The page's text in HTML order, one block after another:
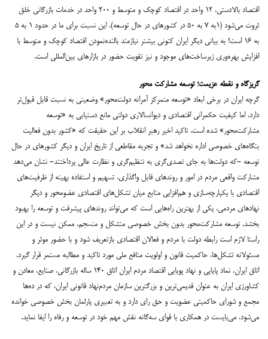
اقتصاد بالادستی، ۱۲ واحد در اقتصاد کوچک و متوسط و ۲۰۰ واحد در خدمات بازرگانی خلق
ثروت می‌شود (۱به ۷ به ۵۰ در کشورهای در حال توسعه)، این نسبت برای ما در حدود ۱ به ۵
به ۱۶ است! به بیانی دیگر ایران کنونی بیشتر نیازمند بالنده‌نمودن اقتصاد کوچک و متوسط با
افزایش بهره‌وری زیرساخت‌های موجود و نیز تقویت حضور در بازارهای بین‌المللی است.
گریزگاه و نقطه عزیمت؛ توسعه مشارکت محور
گرچه ایران در برخی ابعاد «توسعه متمرکز آمرانه دولت‌محور» وضعیتی به نسبت قابل قبول‌تر
دارد، اما کیفیت حکمرانی اقتصادی و دیوانسالاری دولتی مانع دستیابی به «توسعه
مشارکت‌محور» شده است. تاکید اخیر رهبر انقلاب بر این حقیقت که «کشور بدون فعالیت
بنگاه‌های خصوصی اداره نخواهد شد» و تجربه مقاطعی از تاریخ ایران و دیگر کشورهای در حال
توسعه -که دولت‌ها به جای تصدی‌گری به تنظیم‌گری و نظارت عالی پرداختند- نشان می‌دهد
مشارکت واقعی مردم در امور و روندهای قابل واگذاری، تسهیم و استفاده بهینه از ظرفیت‌های
اقتصادی با یکپارچه‌سازی و هم‌افزایی منابع میان تشکل‌های اقتصادی عضومحور و دیگر
نهادهای مردمی، یکی از بهترین راه‌هایی است که می‌تواند روندهای پیشرفت و توسعه را بهبود
بخشد. توسعه مشارکت‌محور بدون بخش خصوصی متشکل و منسجم، ممکن نیست و در این
راستا لازم است رابطه دولت با مردم و فعالان اقتصادی بازتعریف شود و با حضور موثر و
مسئولانه تشکل‌ها، حاکمیت قانون و اولویت منافع ملی مورد تاکید و مطالبه مستمر قرار گیرد.
اتاق ایران، نماد پایایی و نهاد پویایی اقتصاد مردم ایران اتاق ۱۴۰ ساله بازرگانی، صنایع، معادن و
کشاورزی ایران به عنوان قدیمی‌ترین و بزرگترین سازمان مردم‌نهاد قانونی ایران، که در ده‌ها
مجمع و شورای حاکمیتی عضویت و حق رای دارد و به تعبیری پارلمان بخش خصوصی خوانده
می‌شود، می‌بایست در همکاری با قوای سه‌گانه نقش مهم خود در توسعه و رفاه را ایفا نماید.